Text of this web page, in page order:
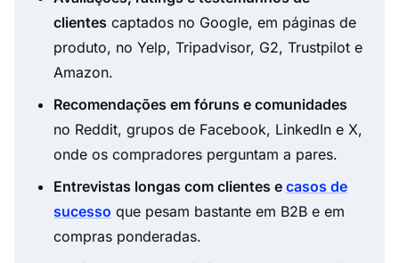
clientes captados no Google, em páginas de
produto, no Yelp, Tripadvisor, G2, Trustpilot e
Amazon.
Recomendações em fóruns e comunidades
no Reddit, grupos de Facebook, LinkedIn e X,
onde os compradores perguntam a pares.
Entrevistas longas com clientes e casos de
sucesso que pesam bastante em B2B e em
compras ponderadas.